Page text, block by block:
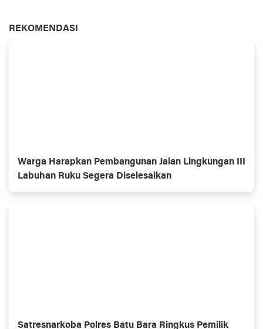
REKOMENDASI
Warga Harapkan Pembangunan Jalan Lingkungan III
Labuhan Ruku Segera Diselesaikan
Satresnarkoba Polres Batu Bara Ringkus Pemilik